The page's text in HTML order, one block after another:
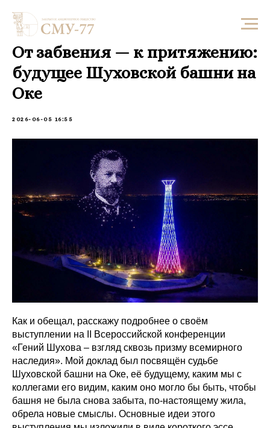
От забвения — к притяжению:
будущее Шуховской башни на
Оке
2026-06-05 16:55
Как и обещал, расскажу подробнее о своём
выступлении на II Всероссийской конференции
«Гений Шухова – взгляд сквозь призму всемирного
наследия». Мой доклад был посвящён судьбе
Шуховской башни на Оке, её будущему, каким мы с
коллегами его видим, каким оно могло бы быть, чтобы
башня не была снова забыта, по-настоящему жила,
обрела новые смыслы. Основные идеи этого